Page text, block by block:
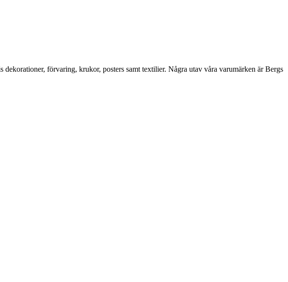
förvaring, krukor, posters samt textilier. Några utav våra varumärken är Bergs